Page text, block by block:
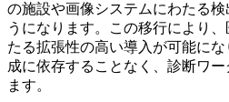
の施設や画像システムにわたる
うになります。この移行により
たる拡張性の高い導入が可能に
成に依存することなく、診断ワ
ます。